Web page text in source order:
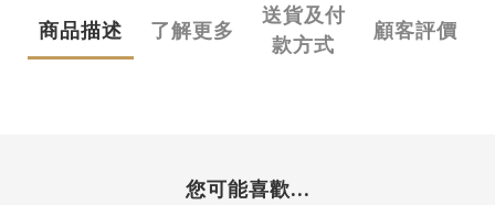
商品描述 了解更多
送貨及付
款方式
顧客評價
您可能喜歡...